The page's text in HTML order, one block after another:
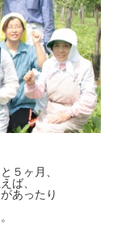
５ヶ月、
ば、
あったり